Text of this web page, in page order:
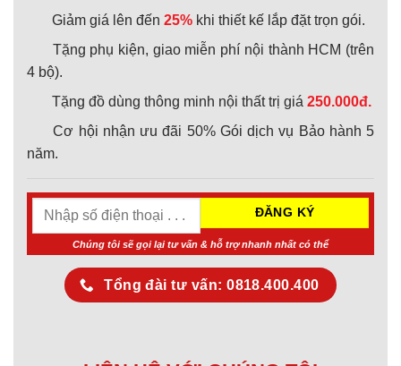
Giảm giá lên đến 25% khi thiết kế lắp đặt trọn gói.
Tặng phụ kiện, giao miễn phí nội thành HCM (trên
4 bộ).
Tặng đồ dùng thông minh nội thất trị giá 250.000đ.
Cơ hội nhận ưu đãi 50% Gói dịch vụ Bảo hành 5
năm.
Chúng tôi sẽ gọi lại tư vấn & hỗ trợ nhanh nhất có thể
Tổng đài tư vấn: 0818.400.400